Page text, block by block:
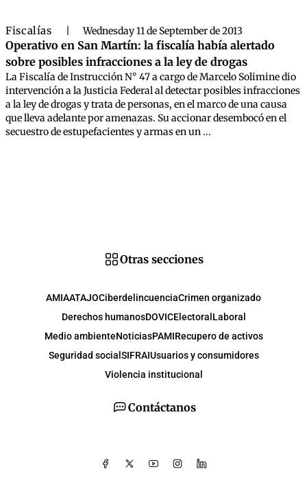
Fiscalías Wednesday 11 de September de 2013
Operativo en San Martín: la fiscalía había alertado
sobre posibles infracciones a la ley de drogas
La Fiscalía de Instrucción N° 47 a cargo de Marcelo Solimine dio
intervención a la Justicia Federal al detectar posibles infracciones
a la ley de drogas y trata de personas, en el marco de una causa
que lleva adelante por amenazas. Su accionar desembocó en el
secuestro de estupefacientes y armas en un ...
Contáctanos
Otras secciones
AMIAATAJOCiberdelincuenciaCrimen organizado
Derechos humanosDOVICElectoral Laboral
Medio ambienteNoticiasPAMIRecupero de activos
Seguridad social SIFRAIUsuarios y consumidores
Violencia institucional